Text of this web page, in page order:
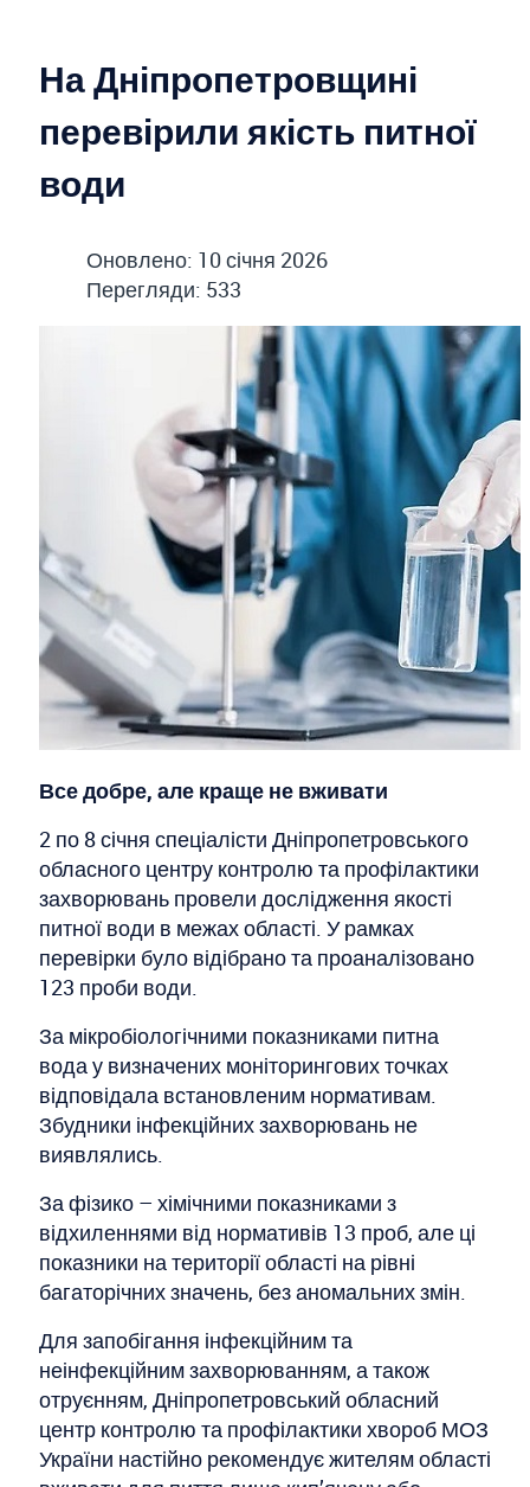
На Дніпропетровщині
перевірили якість питної
води
Оновлено: 10 січня 2026
Перегляди: 533
Все добре, але краще не вживати
2 по 8 січня спеціалісти Дніпропетровського
обласного центру контролю та профілактики
захворювань провели дослідження якості
питної води в межах області. У рамках
перевірки було відібрано та проаналізовано
123 проби води.
За мікробіологічними показниками питна
вода у визначених моніторингових точках
відповідала встановленим нормативам.
Збудники інфекційних захворювань не
виявлялись.
За фізико – хімічними показниками з
відхиленнями від нормативів 13 проб, але ці
показники на території області на рівні
багаторічних значень, без аномальних змін.
Для запобігання інфекційним та
неінфекційним захворюванням, а також
отруєнням, Дніпропетровський обласний
центр контролю та профілактики хвороб МОЗ
України настійно рекомендує жителям області